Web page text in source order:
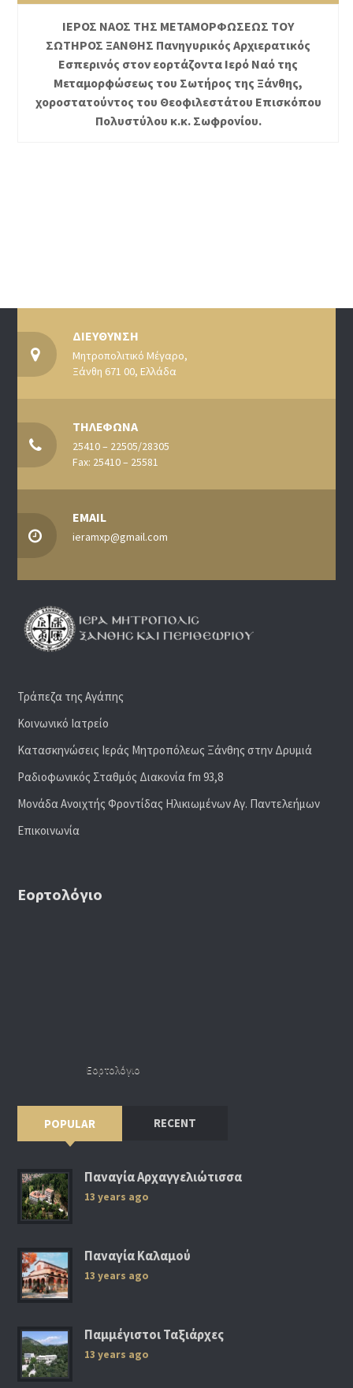
ΙΕΡΟΣ ΝΑΟΣ ΤΗΣ ΜΕΤΑΜΟΡΦΩΣΕΩΣ ΤΟΥ
ΣΩΤΗΡΟΣ ΞΑΝΘΗΣ Πανηγυρικός Αρχιερατικός
Εσπερινός στον εορτάζοντα Ιερό Ναό της
Μεταμορφώσεως του Σωτήρος της Ξάνθης,
χοροστατούντος του Θεοφιλεστάτου Επισκόπου
Πολυστύλου κ.κ. Σωφρονίου.
ΔΙΕΥΘΥΝΣΗ
Μητροπολιτικό Μέγαρο,
Ξάνθη 671 00, Ελλάδα
ΤΗΛΕΦΩΝΑ
25410 – 22505/28305
Fax: 25410 – 25581
EMAIL
ieramxp@gmail.com
Τράπεζα της Αγάπης
Κοινωνικό Ιατρείο
Κατασκηνώσεις Ιεράς Μητροπόλεως Ξάνθης στην Δρυμιά
Ραδιoφωνικός Σταθμός Διακονία fm 93,8
Μονάδα Ανοιχτής Φροντίδας Ηλικιωμένων Αγ. Παντελεήμων
Επικοινωνία
Εορτολόγιο
Εορτολόγιο
POPULAR RECENT
Παναγία Αρχαγγελιώτισσα
13 years ago
Παναγία Καλαμού
13 years ago
Παμμέγιστοι Ταξιάρχες
13 years ago